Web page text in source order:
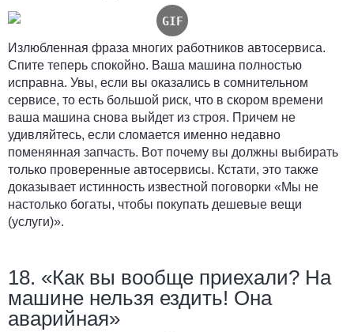
Излюбленная фраза многих работников автосервиса.
Спите теперь спокойно. Ваша машина полностью
исправна. Увы, если вы оказались в сомнительном
сервисе, то есть большой риск, что в скором времени
ваша машина снова выйдет из строя. Причем не
удивляйтесь, если сломается именно недавно
поменянная запчасть. Вот почему вы должны выбирать
только проверенные автосервисы. Кстати, это также
доказывает истинность известной поговорки «Мы не
настолько богаты, чтобы покупать дешевые вещи
(услуги)».
18. «Как вы вообще приехали? На
машине нельзя ездить! Она
аварийная»